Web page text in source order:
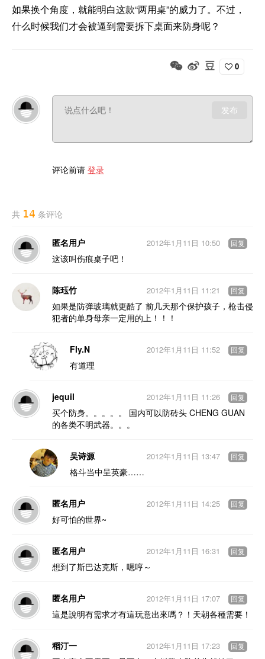
如果换个角度，就能明白这款“两用桌”的威力了。不过，
什么时候我们才会被逼到需要拆下桌面来防身呢？
0
发布
评论前请 登录
共 14 条评论
匿名用户
这该叫伤痕桌子吧！
2012年1月11日 10:50 回复
陈珏竹
如果是防弹玻璃就更酷了 前几天那个保护孩子，枪击侵
犯者的单身母亲一定用的上！！！
2012年1月11日 11:21 回复
Fly.N
有道理
2012年1月11日 11:52 回复
jequil
买个防身。。。。。 国内可以防砖头 CHENG GUAN
的各类不明武器。。。
2012年1月11日 11:26 回复
吴诗源
格斗当中呈英豪……
2012年1月11日 13:47 回复
匿名用户
好可怕的世界~
2012年1月11日 14:25 回复
匿名用户
想到了斯巴达克斯，嗯哼～
2012年1月11日 16:31 回复
匿名用户
這是說明有需求才有這玩意出來嗎？！天朝各種需要！
2012年1月11日 17:07 回复
稻汀一
2012年1月11日 17:23 回复